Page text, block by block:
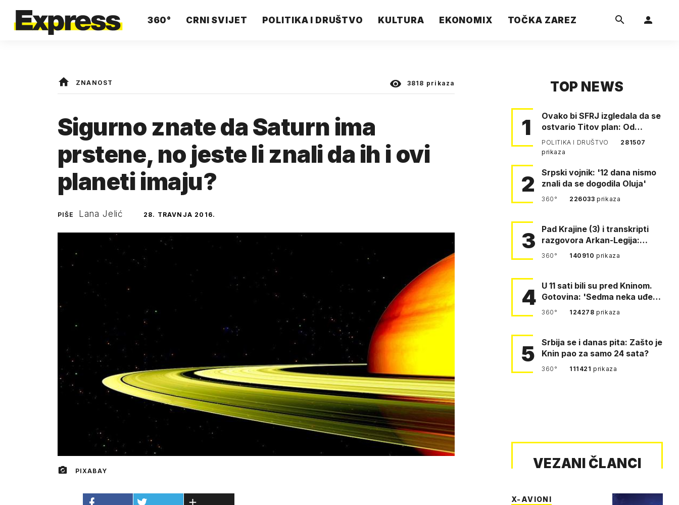
360° CRNI SVIJET POLITIKA I DRUŠTVO KULTURA EKONOMIX TOČKA ZAREZ
ZNANOST 3818 prikaza
Sigurno znate da Saturn ima
prstene, no jeste li znali da ih i ovi
planeti imaju?
PIŠE Lana Jelić 28. TRAVNJA 2016.
PIXABAY
TOP NEWS
1
Ovako bi SFRJ izgledala da se
ostvario Titov plan: Od
Klagenfurta do Istanbula!
POLITIKA I DRUŠTVO
281507
prikaza
2
Srpski vojnik: '12 dana nismo
znali da se dogodila Oluja'
360° 226033prikaza
3
Pad Krajine (3) i transkripti
razgovora Arkan-Legija:
'Čujem, prelazite ustašam…
360° 140910prikaza
4 U 11 sati bili su pred Kninom.
Gotovina: 'Sedma neka uđe,
4. gardijska neka g…
360° 124278prikaza
5
Srbija se i danas pita: Zašto je
Knin pao za samo 24 sata?
360° 111421prikaza
VEZANI ČLANCI
X-AVIONI